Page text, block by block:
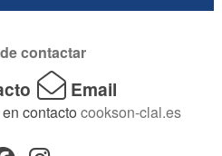
contactar
Email
contacto cookson-clal.es